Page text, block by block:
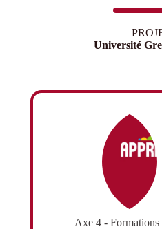
Université
Axe 4 - Formations